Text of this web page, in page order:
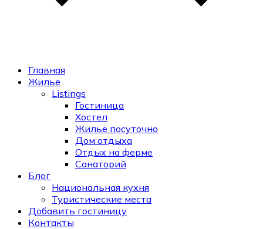
Главная
Жилье
Listings
Гостиница
Хостел
Жильё посуточно
Дом отдыха
Отдых на ферме
Санаторий
Блог
Национальная кухня
Туристические места
Добавить гостиницу
Контакты